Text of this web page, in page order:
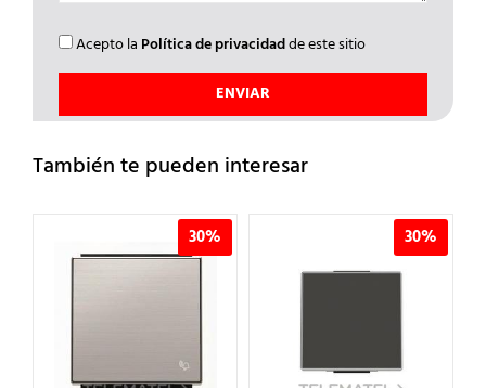
Acepto la Política de privacidadde este sitio
También te pueden interesar
30% 30%